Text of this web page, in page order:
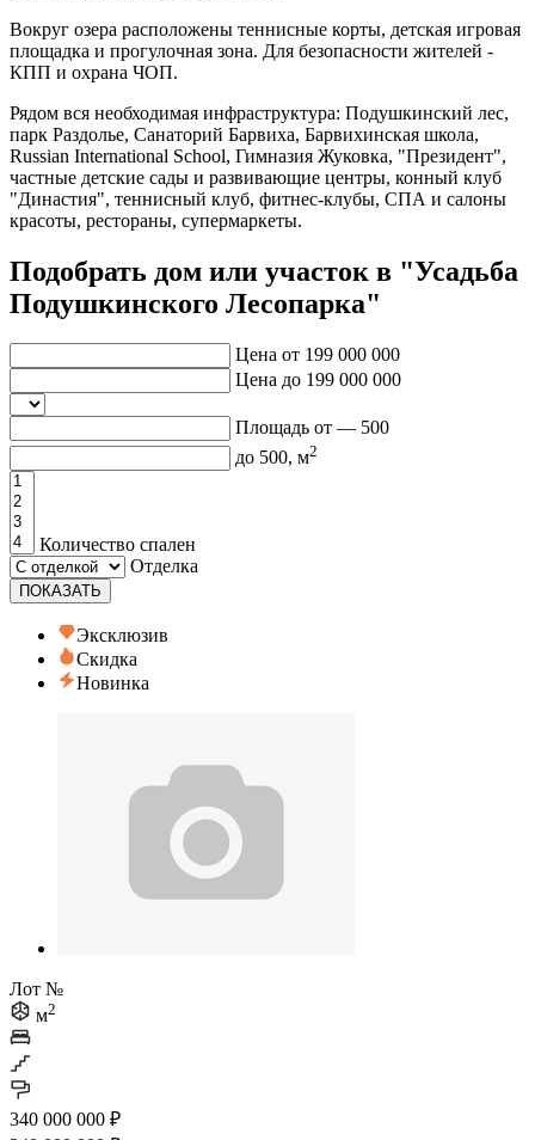
Вокруг озера расположены теннисные корты, детская игровая
площадка и прогулочная зона. Для безопасности жителей -
КПП и охрана ЧОП.
Рядом вся необходимая инфраструктура: Подушкинский лес,
парк Раздолье, Санаторий Барвиха, Барвихинская школа,
Russian International School, Гимназия Жуковка, "Президент",
частные детские сады и развивающие центры, конный клуб
"Династия", теннисный клуб, фитнес-клубы, СПА и салоны
красоты, рестораны, супермаркеты.
Подобрать дом или участок в "Усадьба
Подушкинского Лесопарка"
Цена от 199 000 000
Цена до 199 000 000
Площадь от — 500
до 500, м2
Количество спален
Отделка
ПОКАЗАТЬ
Эксклюзив
Скидка
Новинка
Лот №
м2
340 000 000 ₽